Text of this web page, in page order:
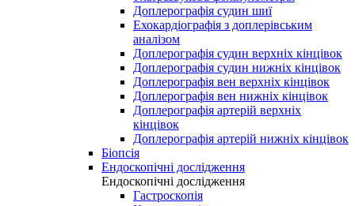
Доплерографія судин шиї
Ехокардіографія з доплерівським
аналізом
Доплерографія судин верхніх кінцівок
Доплерографія судин нижніх кінцівок
Доплерографія вен верхніх кінцівок
Доплерографія вен нижніх кінцівок
Доплерографія артерій верхніх
кінцівок
Доплерографія артерій нижніх кінцівок
Біопсія
Ендоскопічні дослідження
Ендоскопічні дослідження
Гастроскопія